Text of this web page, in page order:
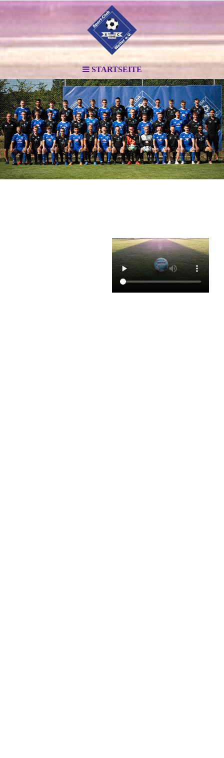
STARTSEITE
.